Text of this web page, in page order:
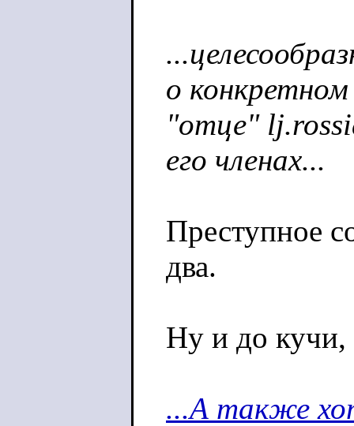
о конкретном
"отце"
его членах...
Преступное
два.
Ну и до кучи,
...А также